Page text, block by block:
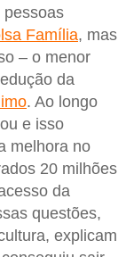
pessoas
Família, mas
– o menor
da
. Ao longo
e isso
melhora no
20 milhões
da
questões,
explicam